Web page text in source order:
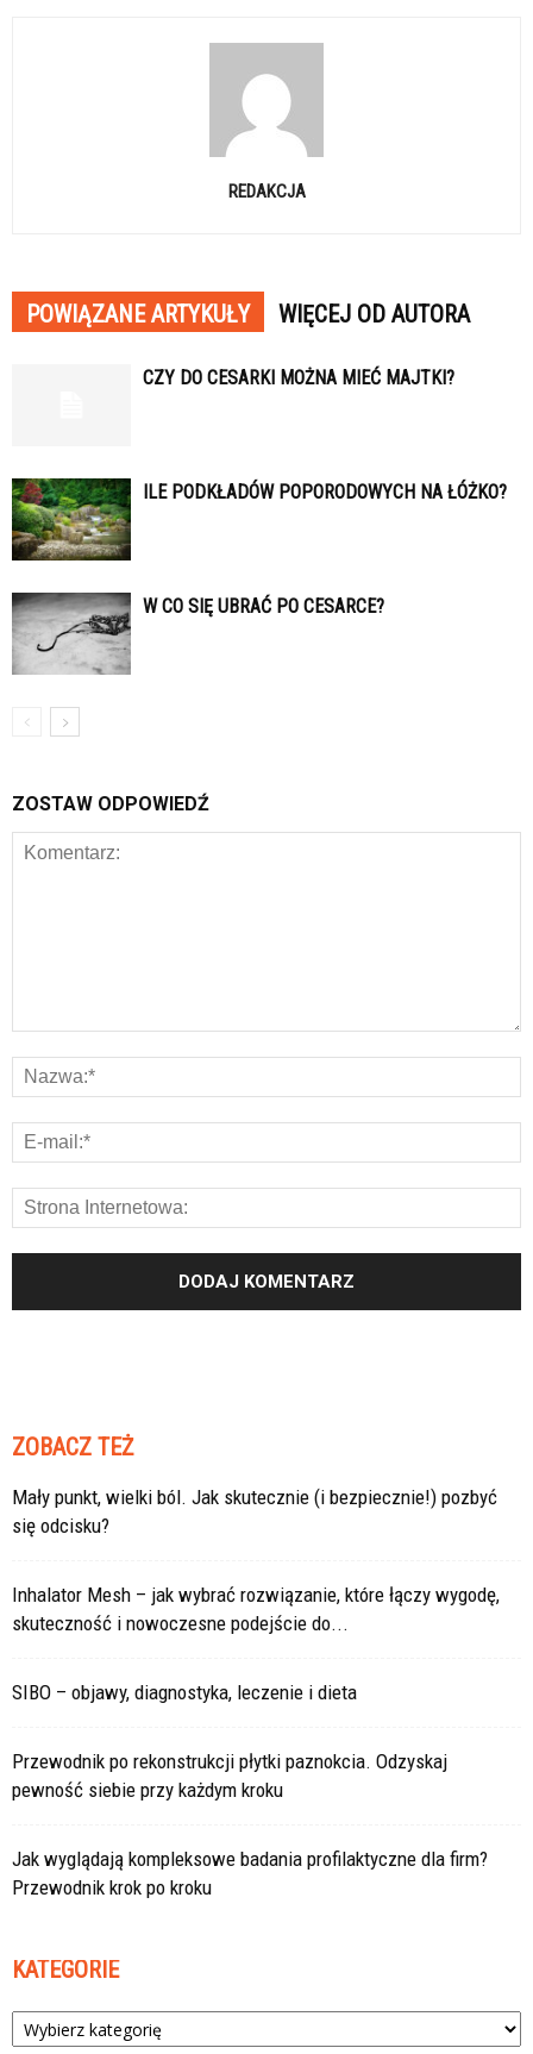
REDAKCJA
POWIĄZANE ARTYKUŁY WIĘCEJ OD AUTORA
CZY DO CESARKI MOŻNA MIEĆ MAJTKI?
ILE PODKŁADÓW POPORODOWYCH NA ŁÓŻKO?
W CO SIĘ UBRAĆ PO CESARCE?
ZOSTAW ODPOWIEDŹ
ZOBACZ TEŻ
Mały punkt, wielki ból. Jak skutecznie (i bezpiecznie!) pozbyć
się odcisku?
Inhalator Mesh – jak wybrać rozwiązanie, które łączy wygodę,
skuteczność i nowoczesne podejście do...
SIBO – objawy, diagnostyka, leczenie i dieta
Przewodnik po rekonstrukcji płytki paznokcia. Odzyskaj
pewność siebie przy każdym kroku
Jak wyglądają kompleksowe badania profilaktyczne dla firm?
Przewodnik krok po kroku
KATEGORIE
Kategorie